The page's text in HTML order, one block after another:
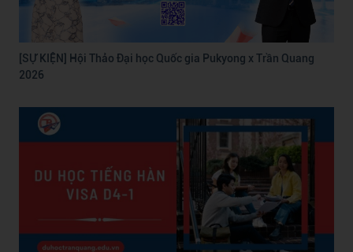
[SỰ KIỆN] Hội Thảo Đại học Quốc gia Pukyong x Trần Quang
2026